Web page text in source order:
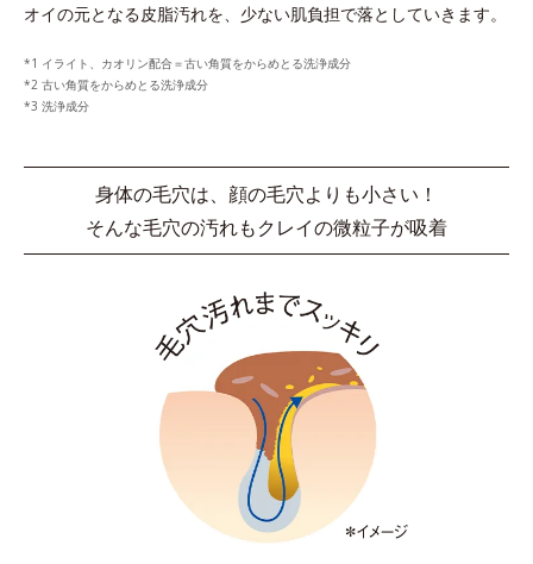
オイの元となる皮脂汚れを、少ない肌負担で落としていきます。
イライト、カオリン配合＝古い角質をからめとる洗浄成分
古い角質をからめとる洗浄成分
洗浄成分
身体の毛穴は、顔の毛穴よりも小さい！
そんな毛穴の汚れもクレイの微粒子が吸着